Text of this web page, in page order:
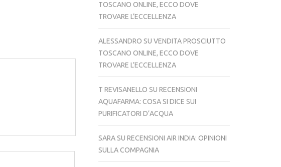
TOSCANO ONLINE, ECCO DOVE
TROVARE L’ECCELLENZA
ALESSANDRO SU VENDITA PROSCIUTTO
TOSCANO ONLINE, ECCO DOVE
TROVARE L’ECCELLENZA
T REVISANELLO SU RECENSIONI
AQUAFARMA: COSA SI DICE SUI
PURIFICATORI D’ACQUA
SARASU RECENSIONI AIR INDIA: OPINIONI
SULLA COMPAGNIA